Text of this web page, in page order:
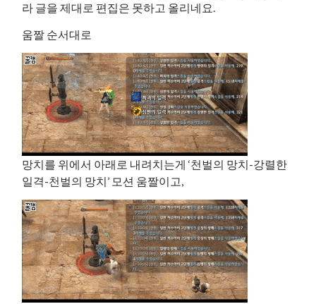
라 글을 제대로 편집은 못하고 올리네요.
움짤 순서대로
망치를 위에서 아래로 내려치는게 ‘천벌의 망치-강렬한
일격-천벌의 망치’ 모션 움짤이고,